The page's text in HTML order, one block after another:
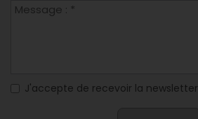
J'accepte de recevoir la newsletter